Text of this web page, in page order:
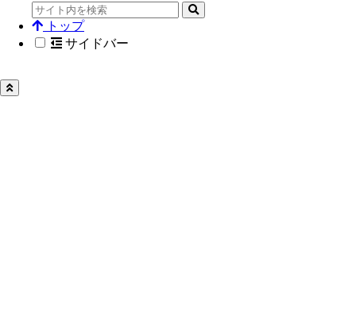
トップ
サイドバー